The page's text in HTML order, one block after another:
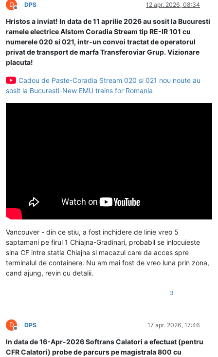
D
Deconectat
DPS 12 apr. 2026, 08:34
Hristos a inviat! In data de 11 aprilie 2026 au sosit la Bucuresti
ramele electrice Alstom Coradia Stream tip RE-IR 101 cu
numerele 020 si 021, intr-un convoi tractat de operatorul
privat de transport de marfa Transferoviar Grup. Vizionare
placuta!
Cadou de Paste-Coradia Stream 020 si 021 nou noute au
sosit la Bucuresti-New EMU trains for Romania
Vancouver - din ce stiu, a fost inchidere de linie vreo 5
saptamani pe firul 1 Chiajna-Gradinari, probabil se inlocuieste
sina CF intre statia Chiajna si macazul care da acces spre
terminalul de containere. Nu am mai fost de vreo luna prin zona,
cand ajung, revin cu detalii.
3
D
Deconectat
DPS 17 apr. 2026, 17:46
In data de 16-Apr-2026 Softrans Calatori a efectuat (pentru
CFR Calatori) probe de parcurs pe magistrala 800 cu